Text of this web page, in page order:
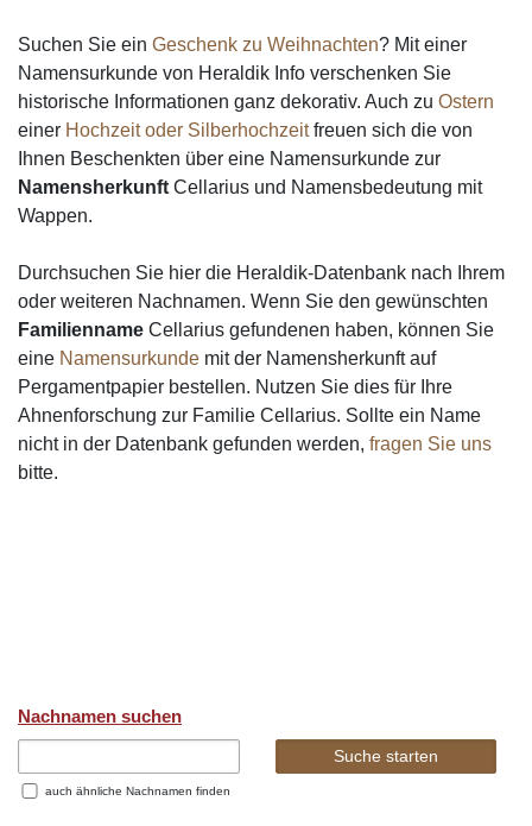
Suchen Sie ein Geschenk zu Weihnachten? Mit einer
Namensurkunde von Heraldik Info verschenken Sie
historische Informationen ganz dekorativ. Auch zu Ostern
einer Hochzeit oder Silberhochzeitfreuen sich die von
Ihnen Beschenkten über eine Namensurkunde zur
Namensherkunft Cellarius und Namensbedeutung mit
Wappen.
Durchsuchen Sie hier die Heraldik-Datenbank nach Ihrem
oder weiteren Nachnamen. Wenn Sie den gewünschten
Familienname Cellarius gefundenen haben, können Sie
eine Namensurkunde mit der Namensherkunft auf
Pergamentpapier bestellen. Nutzen Sie dies für Ihre
Ahnenforschung zur Familie Cellarius. Sollte ein Name
nicht in der Datenbank gefunden werden, fragen Sie uns
bitte.
Nachnamen suchen
auch ähnliche Nachnamen finden